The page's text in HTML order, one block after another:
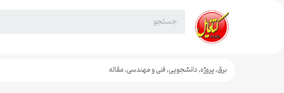
برق,پروژه,دانشجویی,فنی و مهندسی,مقاله